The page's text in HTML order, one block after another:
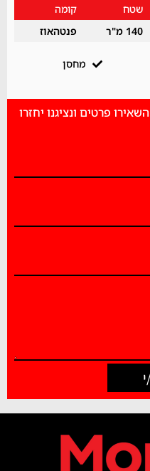
שטח
קומה
140 מ"ר פנטהאוז
מחסן
פרטים ונציגנו יחזרו